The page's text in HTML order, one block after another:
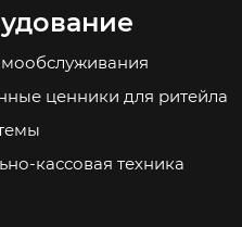
ценники для ритейла
кассовая техника